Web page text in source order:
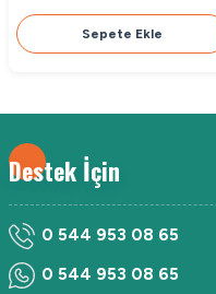
Sepete Ekle
Destek İçin
0 544 953 08 65
0 544 953 08 65